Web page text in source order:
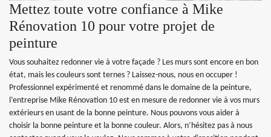
Mettez toute votre confiance à Mike
Rénovation 10 pour votre projet de
peinture
Vous souhaitez redonner vie à votre façade ? Les murs sont encore en bon
état, mais les couleurs sont ternes ? Laissez-nous, nous en occuper !
Professionnel expérimenté et renommé dans le domaine de la peinture,
l’entreprise Mike Rénovation 10 est en mesure de redonner vie à vos murs
extérieurs en usant de la bonne peinture. Nous pouvons vous aider à
choisir la bonne peinture et la bonne couleur. Alors, n’hésitez pas à nous